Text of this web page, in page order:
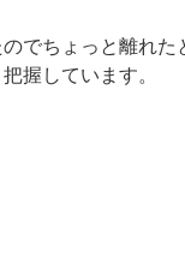
でちょっと離れた
握しています。